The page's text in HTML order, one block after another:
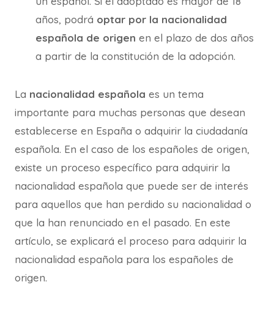
años, podrá optar por la nacionalidad
española de origen en el plazo de dos años
a partir de la constitución de la adopción.
La nacionalidad española es un tema
importante para muchas personas que desean
establecerse en España o adquirir la ciudadanía
española. En el caso de los españoles de origen,
existe un proceso específico para adquirir la
nacionalidad española que puede ser de interés
para aquellos que han perdido su nacionalidad o
que la han renunciado en el pasado. En este
artículo, se explicará el proceso para adquirir la
nacionalidad española para los españoles de
origen.